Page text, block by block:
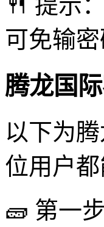
可免输密
腾龙国
以下为
位用户
🧱 第一